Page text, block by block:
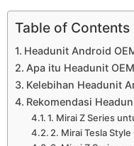
Table of Contents
Headunit Android
Apa itu Headunit
Kelebihan Headunit
Rekomendasi
1. Mirai Z Series
2. Mirai Tesla